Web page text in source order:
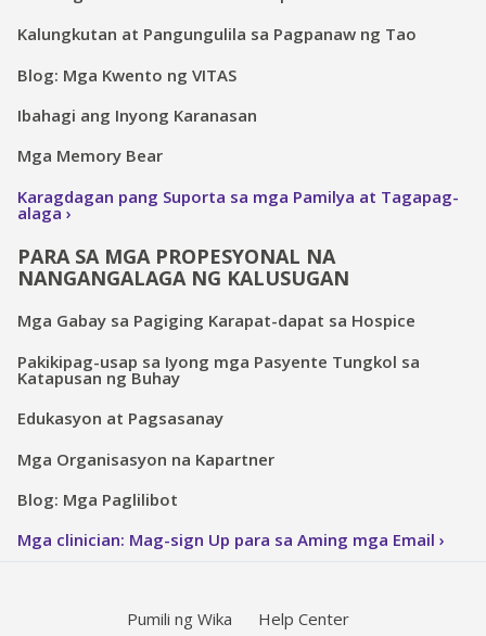
Kalungkutan at Pangungulila sa Pagpanaw ng Tao
Blog: Mga Kwento ng VITAS
Ibahagi ang Inyong Karanasan
Mga Memory Bear
Karagdagan pang Suporta sa mga Pamilya at Tagapag-
alaga
PARA SA MGA PROPESYONAL NA
NANGANGALAGA NG KALUSUGAN
Mga Gabay sa Pagiging Karapat-dapat sa Hospice
Pakikipag-usap sa Iyong mga Pasyente Tungkol sa
Katapusan ng Buhay
Edukasyon at Pagsasanay
Mga Organisasyon na Kapartner
Blog: Mga Paglilibot
Mga clinician: Mag-sign Up para sa Aming mga Email
Pumili ng Wika
Help Center